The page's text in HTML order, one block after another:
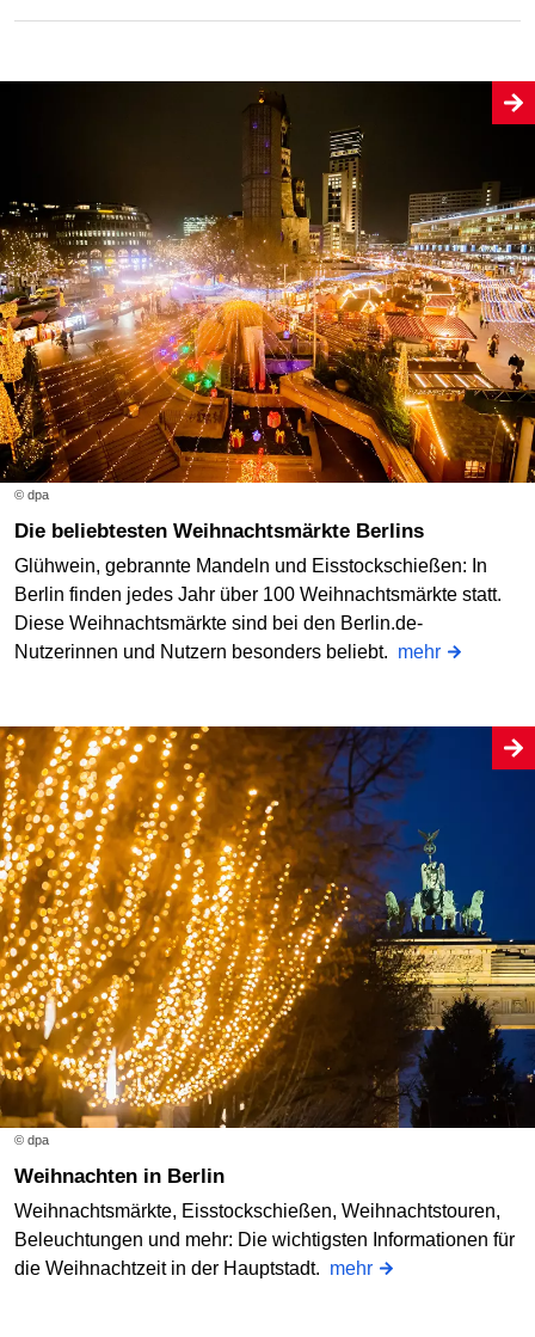
© dpa
Die beliebtesten Weihnachtsmärkte Berlins
Glühwein, gebrannte Mandeln und Eisstockschießen: In
Berlin finden jedes Jahr über 100 Weihnachtsmärkte statt.
Diese Weihnachtsmärkte sind bei den Berlin.de-
Nutzerinnen und Nutzern besonders beliebt. mehr
© dpa
Weihnachten in Berlin
Weihnachtsmärkte, Eisstockschießen, Weihnachtstouren,
Beleuchtungen und mehr: Die wichtigsten Informationen für
die Weihnachtzeit in der Hauptstadt. mehr